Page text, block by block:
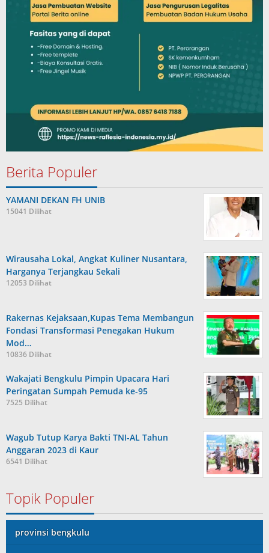
Berita Populer
YAMANI DEKAN FH UNIB
15041 Dilihat
Wirausaha Lokal, Angkat Kuliner Nusantara,
Harganya Terjangkau Sekali
12053 Dilihat
Rakernas Kejaksaan,Kupas Tema Membangun
Fondasi Transformasi Penegakan Hukum
Mod…
10836 Dilihat
Wakajati Bengkulu Pimpin Upacara Hari
Peringatan Sumpah Pemuda ke-95
7525 Dilihat
Wagub Tutup Karya Bakti TNI-AL Tahun
Anggaran 2023 di Kaur
6541 Dilihat
Topik Populer
provinsi bengkulu